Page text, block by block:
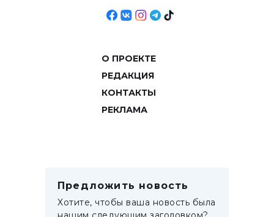
О ПРОЕКТЕ
РЕДАКЦИЯ
КОНТАКТЫ
РЕКЛАМА
Предложить новость
Хотите, чтобы ваша новость была